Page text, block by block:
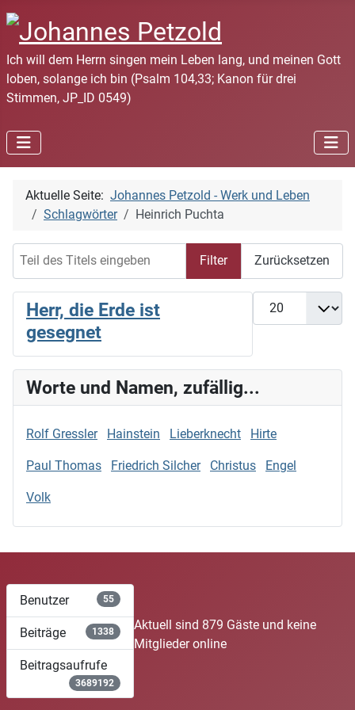
Ich will dem Herrn singen mein Leben lang, und meinen Gott
loben, solange ich bin (Psalm 104,33; Kanon für drei
Stimmen, JP_ID 0549)
Aktuelle Seite: Johannes Petzold - Werk und Leben
Schlagwörter
Heinrich Puchta
Filter Zurücksetzen
Anzeige #
Herr, die Erde ist
gesegnet
Worte und Namen, zufällig...
Rolf Gressler Hainstein Lieberknecht Hirte
Paul Thomas Friedrich Silcher Christus Engel
Volk
Benutzer 55
Beiträge 1338
Beitragsaufrufe
3689192
Aktuell sind 879 Gäste und keine
Mitglieder online